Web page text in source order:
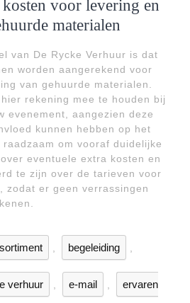
voor levering en
materialen
van De Rycke Verhuur is dat
worden aangerekend voor
van gehuurde materialen.
rekening mee te houden bij
evenement, aangezien deze
kunnen hebben op het
om vooraf duidelijke
eventuele extra kosten en
te zijn over de tarieven voor
zodat er geen verrassingen
begeleiding
verhuur e-mail ervaren